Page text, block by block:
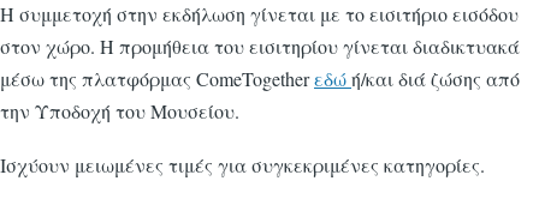
Η συμμετοχή στην εκδήλωση γίνεται με το εισιτήριο εισόδου
στον χώρο. Η προμήθεια του εισιτηρίου γίνεται διαδικτυακά
μέσω της πλατφόρμας ComeTogetherεδώή/και διά ζώσης από
την Υποδοχή του Μουσείου.
Ισχύουν μειωμένες τιμές για συγκεκριμένες κατηγορίες.